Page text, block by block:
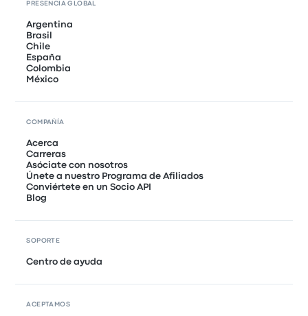
PRESENCIA GLOBAL
Argentina
Brasil
Chile
España
Colombia
México
COMPAÑÍA
Acerca
Carreras
Asóciate con nosotros
Únete a nuestro Programa de Afiliados
Conviértete en un Socio API
Blog
SOPORTE
Centro de ayuda
ACEPTAMOS